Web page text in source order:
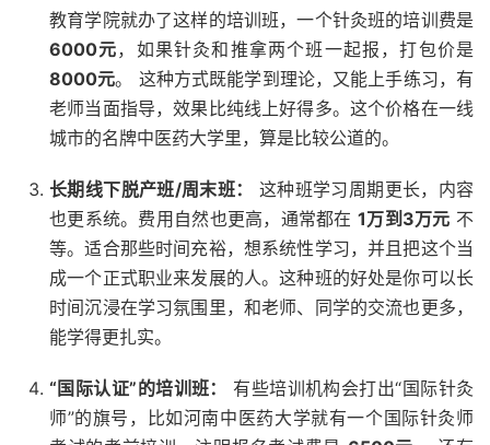
教育学院就办了这样的培训班，一个针灸班的培训费是
6000元，如果针灸和推拿两个班一起报，打包价是
8000元。 这种方式既能学到理论，又能上手练习，有
老师当面指导，效果比纯线上好得多。这个价格在一线
城市的名牌中医药大学里，算是比较公道的。
长期线下脱产班/周末班：
这种班学习周期更长，内容
也更系统。费用自然也更高，通常都在1万到3万元 不
等。适合那些时间充裕，想系统性学习，并且把这个当
成一个正式职业来发展的人。这种班的好处是你可以长
时间沉浸在学习氛围里，和老师、同学的交流也更多，
能学得更扎实。
“国际认证”的培训班：
有些培训机构会打出“国际针灸
师”的旗号，比如河南中医药大学就有一个国际针灸师